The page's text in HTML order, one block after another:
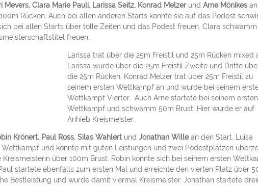
Mevers, Clara Marie Pauli, Larissa Seitz, Konrad Melzer und Arne Mönikes an.
Rücken. Auch bei allen anderen Starts konnte sie auf das Podest
bei allen Starts über tolle Zeiten und das Podest freuen. Clara schwamm
freuen.
Larissa trat über die 25m Freistil und 25m Rücken mixed
Larissa wurde über die 25m Freistil Zweite und Dritte
die 25m Rücken. Konrad Melzer trat über 25m Freistil zu
seinem ersten Wettkampf an und wurde bei seinem
Wettkampf Vierter. Auch Arne startete bei seinem ersten
Wettkampf und schwamm 50m Brust. Hier wurde er auf
Anhieb Kreismeister.
Krönert, Paul Ross, Silas Wahlert und Jonathan Willean den Start. Luisa
und konnte mit guten Leistungen und zwei Podestplätzen
über 100m Brust. Robin konnte sich bei seinem ersten
startete ebenfalls zum ersten Mal und erreichte den vierten Platz über
Bestleistung und wurde damit viermal Kreismeister. Jonathan startete